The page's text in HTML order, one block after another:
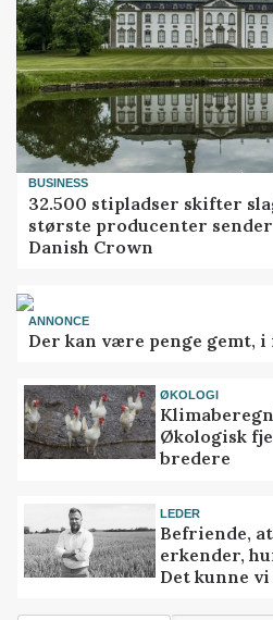
BUSINESS
32.500 stipladser skifter
største producenter
Danish Crown
ANNONCE
Der kan være penge gemt,
ØKOLOGI
Økologisk
bredere
LEDER
Befriende,
erkender,
Det kunne